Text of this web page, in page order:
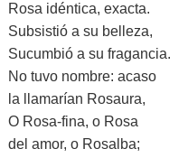
Rosa idéntica, exacta.
Subsistió a su belleza,
Sucumbió a su fragancia.
No tuvo nombre: acaso
la llamarían Rosaura,
O Rosa-fina, o Rosa
del amor, o Rosalba;